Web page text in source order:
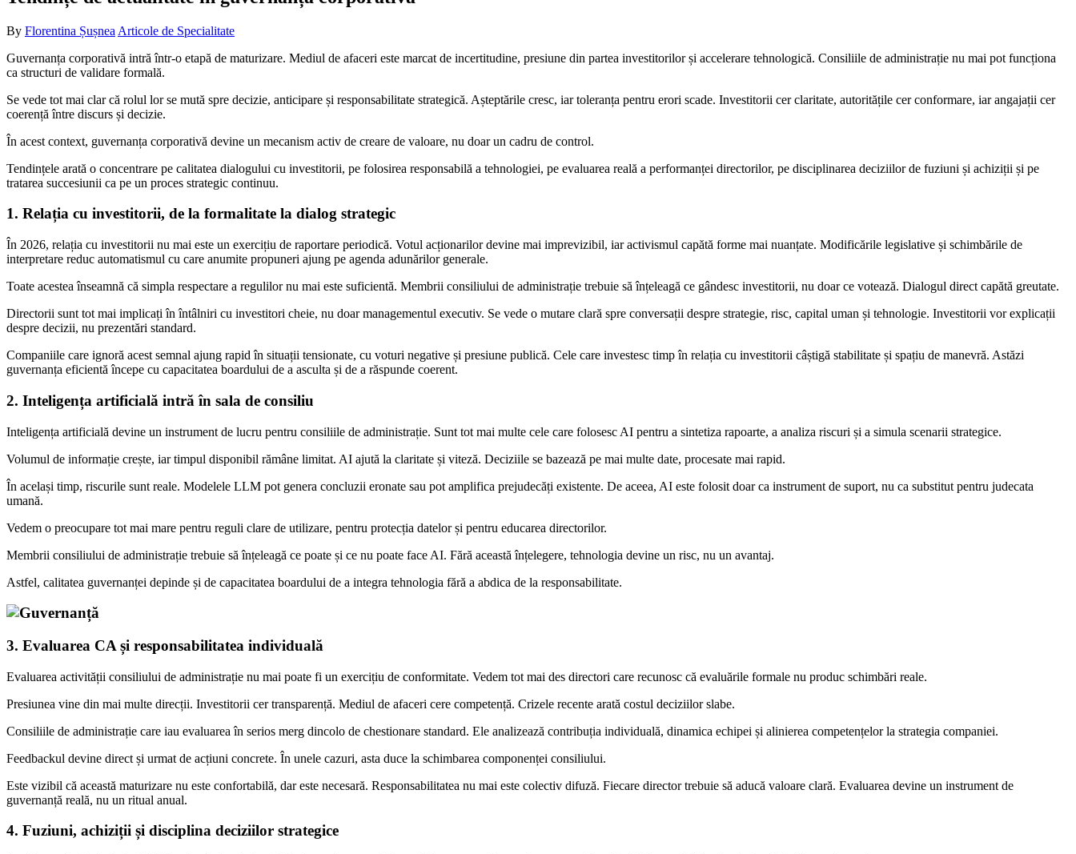
By Florentina Șușnea Articole de Specialitate
Guvernanța corporativă intră într-o etapă de maturizare. Mediul de afaceri este marcat de incertitudine, presiune din partea investitorilor și accelerare tehnologică. Consiliile de administrație nu mai pot funcționa
ca structuri de validare formală.
Se vede tot mai clar că rolul lor se mută spre decizie, anticipare și responsabilitate strategică. Așteptările cresc, iar toleranța pentru erori scade. Investitorii cer claritate, autoritățile cer conformare, iar angajații cer
coerență între discurs și decizie.
În acest context, guvernanța corporativă devine un mecanism activ de creare de valoare, nu doar un cadru de control.
Tendințele arată o concentrare pe calitatea dialogului cu investitorii, pe folosirea responsabilă a tehnologiei, pe evaluarea reală a performanței directorilor, pe disciplinarea deciziilor de fuziuni și achiziții și pe
tratarea succesiunii ca pe un proces strategic continuu.
1. Relația cu investitorii, de la formalitate la dialog strategic
În 2026, relația cu investitorii nu mai este un exercițiu de raportare periodică. Votul acționarilor devine mai imprevizibil, iar activismul capătă forme mai nuanțate. Modificările legislative și schimbările de
interpretare reduc automatismul cu care anumite propuneri ajung pe agenda adunărilor generale.
Toate acestea înseamnă că simpla respectare a regulilor nu mai este suficientă. Membrii consiliului de administrație trebuie să înțeleagă ce gândesc investitorii, nu doar ce votează. Dialogul direct capătă greutate.
Directorii sunt tot mai implicați în întâlniri cu investitori cheie, nu doar managementul executiv. Se vede o mutare clară spre conversații despre strategie, risc, capital uman și tehnologie. Investitorii vor explicații
despre decizii, nu prezentări standard.
Companiile care ignoră acest semnal ajung rapid în situații tensionate, cu voturi negative și presiune publică. Cele care investesc timp în relația cu investitorii câștigă stabilitate și spațiu de manevră. Astăzi
guvernanța eficientă începe cu capacitatea boardului de a asculta și de a răspunde coerent.
2. Inteligența artificială intră în sala de consiliu
Inteligența artificială devine un instrument de lucru pentru consiliile de administrație. Sunt tot mai multe cele care folosesc AI pentru a sintetiza rapoarte, a analiza riscuri și a simula scenarii strategice.
Volumul de informație crește, iar timpul disponibil rămâne limitat. AI ajută la claritate și viteză. Deciziile se bazează pe mai multe date, procesate mai rapid.
În același timp, riscurile sunt reale. Modelele LLM pot genera concluzii eronate sau pot amplifica prejudecăți existente. De aceea, AI este folosit doar ca instrument de suport, nu ca substitut pentru judecata
umană.
Vedem o preocupare tot mai mare pentru reguli clare de utilizare, pentru protecția datelor și pentru educarea directorilor.
Membrii consiliului de administrație trebuie să înțeleagă ce poate și ce nu poate face AI. Fără această înțelegere, tehnologia devine un risc, nu un avantaj.
Astfel, calitatea guvernanței depinde și de capacitatea boardului de a integra tehnologia fără a abdica de la responsabilitate.
3. Evaluarea CA și responsabilitatea individuală
Evaluarea activității consiliului de administrație nu mai poate fi un exercițiu de conformitate. Vedem tot mai des directori care recunosc că evaluările formale nu produc schimbări reale.
Presiunea vine din mai multe direcții. Investitorii cer transparență. Mediul de afaceri cere competență. Crizele recente arată costul deciziilor slabe.
Consiliile de administrație care iau evaluarea în serios merg dincolo de chestionare standard. Ele analizează contribuția individuală, dinamica echipei și alinierea competențelor la strategia companiei.
Feedbackul devine direct și urmat de acțiuni concrete. În unele cazuri, asta duce la schimbarea componenței consiliului.
Este vizibil că această maturizare nu este confortabilă, dar este necesară. Responsabilitatea nu mai este colectiv difuză. Fiecare director trebuie să aducă valoare clară. Evaluarea devine un instrument de
guvernanță reală, nu un ritual anual.
4. Fuziuni, achiziții și disciplina deciziilor strategice